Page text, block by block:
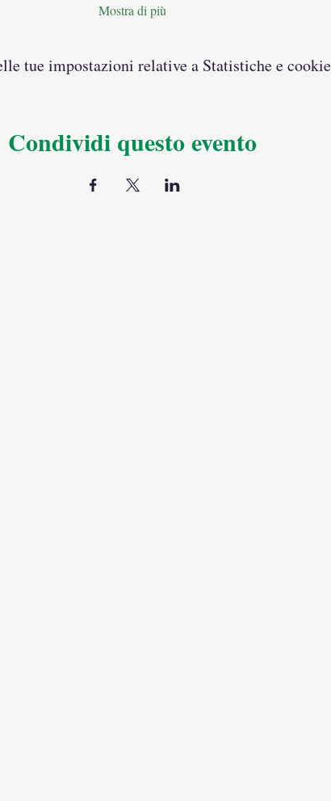
Mostra di più
tue impostazioni relative a Statistiche e
Condividi questo evento